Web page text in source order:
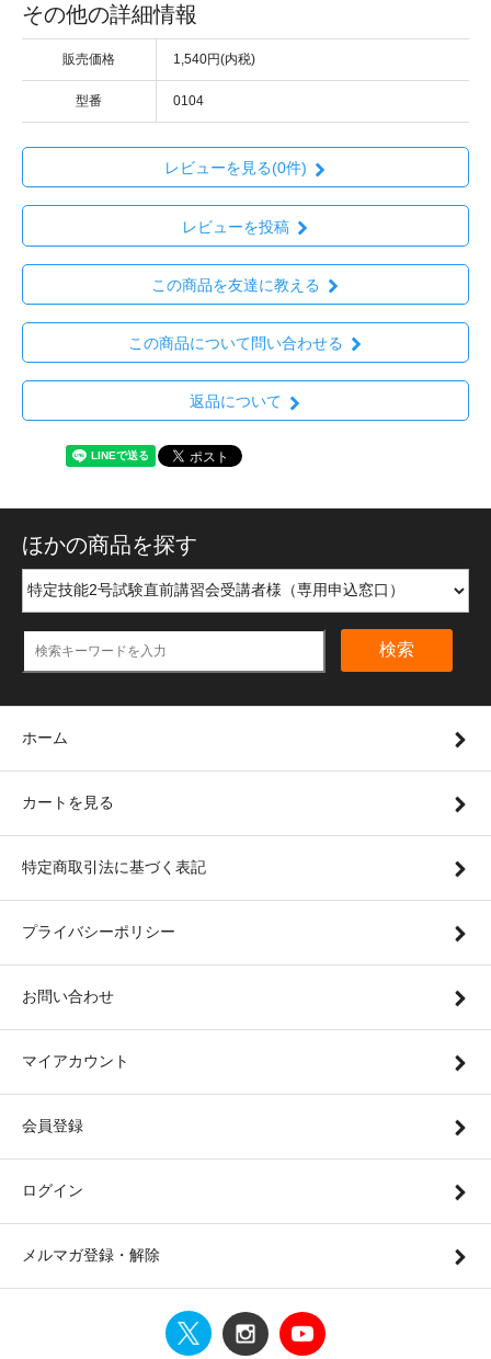
その他の詳細情報
販売価格 1,540円(内税)
型番 0104
レビューを見る(0件)
レビューを投稿
この商品を友達に教える
この商品について問い合わせる
返品について
ほかの商品を探す
検索
ホーム
カートを見る
特定商取引法に基づく表記
プライバシーポリシー
お問い合わせ
マイアカウント
会員登録
ログイン
メルマガ登録・解除